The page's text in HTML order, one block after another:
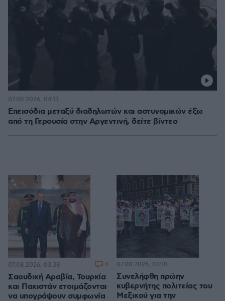
Επεισόδια μεταξύ διαδηλωτών και αστυνομικών έξω
από τη Γερουσία στην Αργεντινή, δείτε βίντεο
07.08.2026, 04:13
Σαουδική Αραβία, Τουρκία
και Πακιστάν ετοιμάζονται
να υπογράψουν συμφωνία
07.08.2026, 03:38 6
Συνελήφθη πρώην
κυβερνήτης πολιτείας του
Μεξικού για την
07.08.2026, 03:01